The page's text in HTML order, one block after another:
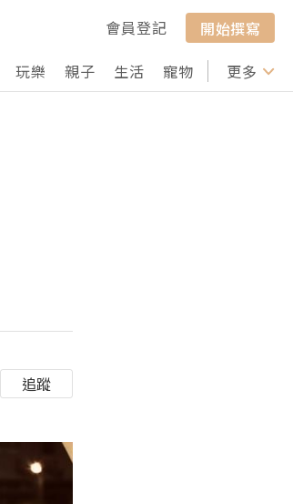
會員登記
開始撰寫
玩樂 親子 生活 寵物 行山 打卡
更多
追蹤